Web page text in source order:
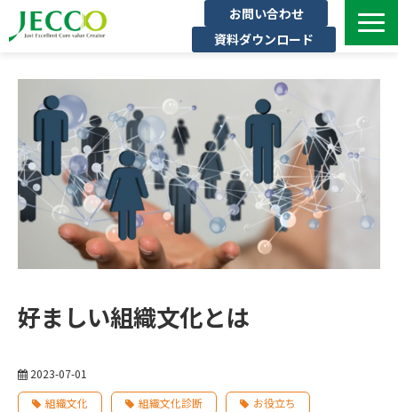
お問い合わせ
資料ダウンロード
ジェックについて
インタビュー
セミナー・イベント一覧
公開コース一覧
コラム
よくある質問
好ましい組織文化とは
2023-07-01
組織文化
組織文化診断 お役立ち